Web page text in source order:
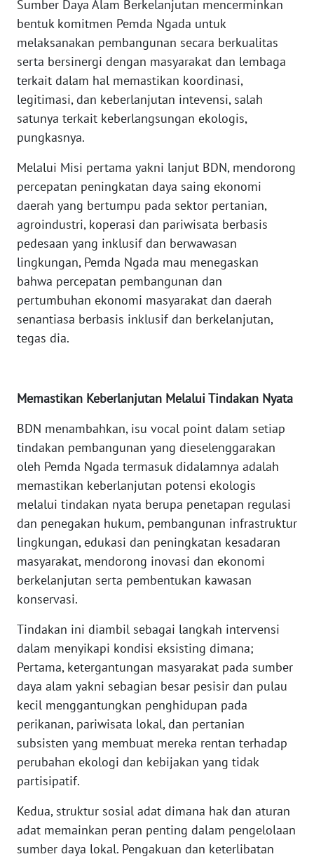
Sumber Daya Alam Berkelanjutan mencerminkan
bentuk komitmen Pemda Ngada untuk
melaksanakan pembangunan secara berkualitas
serta bersinergi dengan masyarakat dan lembaga
terkait dalam hal memastikan koordinasi,
legitimasi, dan keberlanjutan intevensi, salah
satunya terkait keberlangsungan ekologis,
pungkasnya.
Melalui Misi pertama yakni lanjut BDN, mendorong
percepatan peningkatan daya saing ekonomi
daerah yang bertumpu pada sektor pertanian,
agroindustri, koperasi dan pariwisata berbasis
pedesaan yang inklusif dan berwawasan
lingkungan, Pemda Ngada mau menegaskan
bahwa percepatan pembangunan dan
pertumbuhan ekonomi masyarakat dan daerah
senantiasa berbasis inklusif dan berkelanjutan,
tegas dia.
Memastikan Keberlanjutan Melalui Tindakan Nyata
BDN menambahkan, isu vocal point dalam setiap
tindakan pembangunan yang dieselenggarakan
oleh Pemda Ngada termasuk didalamnya adalah
memastikan keberlanjutan potensi ekologis
melalui tindakan nyata berupa penetapan regulasi
dan penegakan hukum, pembangunan infrastruktur
lingkungan, edukasi dan peningkatan kesadaran
masyarakat, mendorong inovasi dan ekonomi
berkelanjutan serta pembentukan kawasan
konservasi.
Tindakan ini diambil sebagai langkah intervensi
dalam menyikapi kondisi eksisting dimana;
Pertama, ketergantungan masyarakat pada sumber
daya alam yakni sebagian besar pesisir dan pulau
kecil menggantungkan penghidupan pada
perikanan, pariwisata lokal, dan pertanian
subsisten yang membuat mereka rentan terhadap
perubahan ekologi dan kebijakan yang tidak
partisipatif.
Kedua, struktur sosial adat dimana hak dan aturan
adat memainkan peran penting dalam pengelolaan
sumber daya lokal. Pengakuan dan keterlibatan
WN
KALTENG
WN
KALTARA
WN
WN
KALTIM
WN
SULSEL
WN
WN
WN
MALUT
WN
DAIRI
DANAU
TOBA
WN
NIAS
WN
LANGKAT
WN
TAPANULI
SELATAN
TANJUNG